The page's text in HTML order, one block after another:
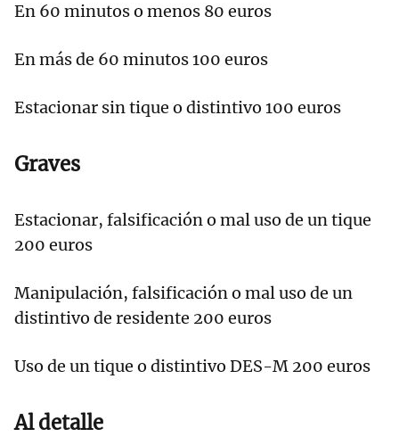
En 60 minutos o menos 80 euros
En más de 60 minutos 100 euros
Estacionar sin tique o distintivo 100 euros
Graves
Estacionar, falsificación o mal uso de un tique
200 euros
Manipulación, falsificación o mal uso de un
distintivo de residente 200 euros
Uso de un tique o distintivo DES-M 200 euros
Al detalle